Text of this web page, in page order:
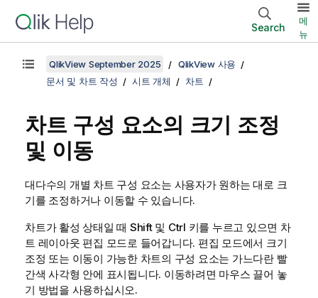
Search
메
뉴
QlikView September 2025
QlikView 사용
문서 및 차트 작성
시트 개체 차트
차트 구성 요소의 크기 조정
및 이동
대다수의 개별 차트 구성 요소는 사용자가 원하는 대로 크
기를 조정하거나 이동할 수 있습니다.
차트가 활성 상태일 때 Shift 및 Ctrl 키를 누르고 있으면 차
트 레이아웃 편집 모드로 들어갑니다. 편집 모드에서 크기
조정 또는 이동이 가능한 차트의 구성 요소는 가느다란 빨
간색 사각형 안에 표시됩니다. 이동하려면 마우스 끌어 놓
기 방법을 사용하십시오.